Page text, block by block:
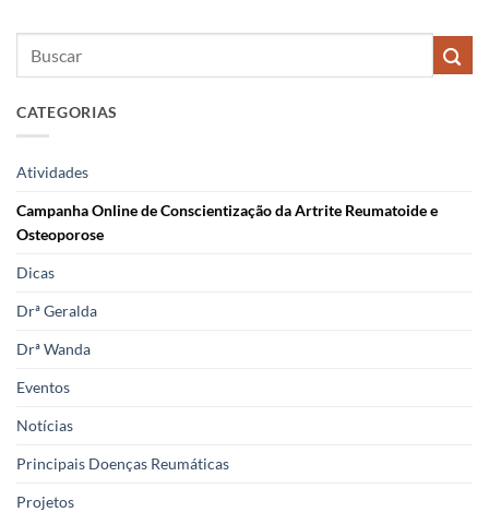
CATEGORIAS
Atividades
Campanha Online de Conscientização da Artrite Reumatoide e
Osteoporose
Dicas
Drª Geralda
Drª Wanda
Eventos
Notícias
Principais Doenças Reumáticas
Projetos